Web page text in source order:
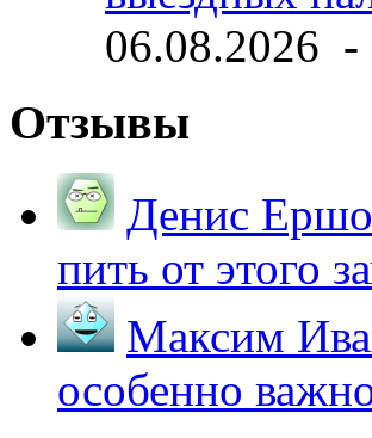
06.08.2026 -
Отзывы
Денис
пить от этого
Максим
особенно